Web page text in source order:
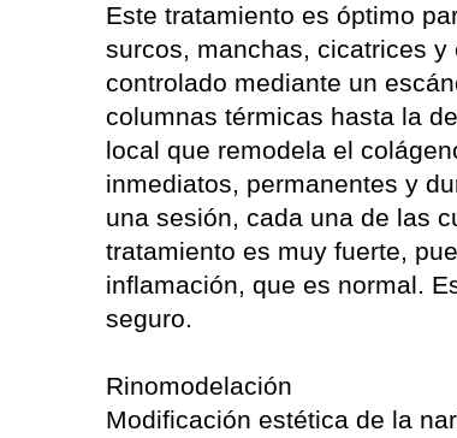
Este tratamiento es óptimo
surcos, manchas, cicatrices
controlado mediante un
columnas térmicas hasta la
local que remodela el
inmediatos, permanentes y
una sesión, cada una de las
tratamiento es muy fuerte,
inflamación, que es normal.
seguro.
Rinomodelación
Modificación estética de la